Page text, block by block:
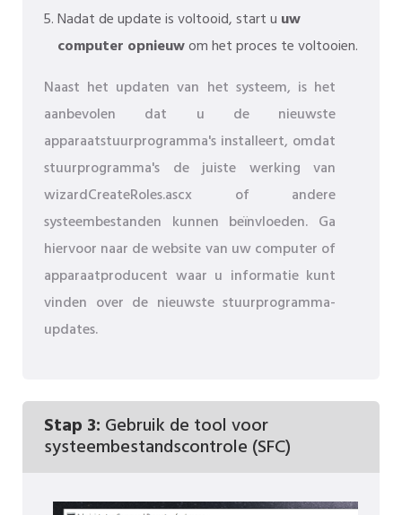
Nadat de update is voltooid, start u uw
computer opnieuwom het proces te voltooien.
Naast het updaten van het systeem, is het
aanbevolen dat u de nieuwste
apparaatstuurprogramma's installeert, omdat
stuurprogramma's de juiste werking van
wizardCreateRoles.ascx of andere
systeembestanden kunnen beïnvloeden. Ga
hiervoor naar de website van uw computer of
apparaatproducent waar u informatie kunt
vinden over de nieuwste stuurprogramma-
updates.
Stap 3: Gebruik de tool voor
systeembestandscontrole (SFC)